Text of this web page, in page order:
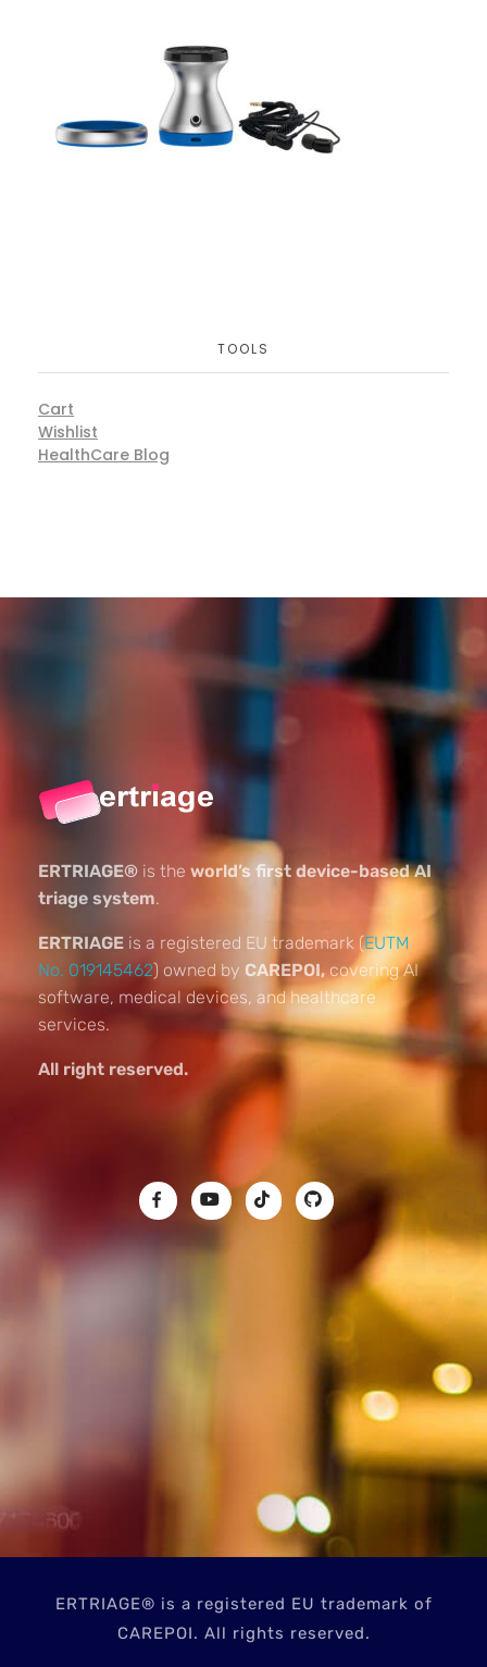
TOOLS
Cart
Wishlist
HealthCare Blog
ERTRIAGE® is the world’s first device-based AI
triage system.
ERTRIAGE is a registered EU trademark (EUTM
No. 019145462) owned by CAREPOI,covering AI
software, medical devices, and healthcare
services.
All right reserved.
ERTRIAGE® is a registered EU trademark of
CAREPOI. All rights reserved.